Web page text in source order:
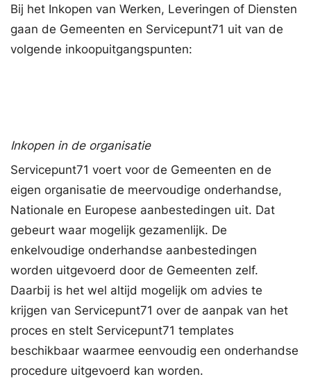
Bij het Inkopen van Werken, Leveringen of Diensten
gaan de Gemeenten en Servicepunt71 uit van de
volgende inkoopuitgangspunten:
Inkopen in de organisatie
Servicepunt71 voert voor de Gemeenten en de
eigen organisatie de meervoudige onderhandse,
Nationale en Europese aanbestedingen uit. Dat
gebeurt waar mogelijk gezamenlijk. De
enkelvoudige onderhandse aanbestedingen
worden uitgevoerd door de Gemeenten zelf.
Daarbij is het wel altijd mogelijk om advies te
krijgen van Servicepunt71 over de aanpak van het
proces en stelt Servicepunt71 templates
beschikbaar waarmee eenvoudig een onderhandse
procedure uitgevoerd kan worden.